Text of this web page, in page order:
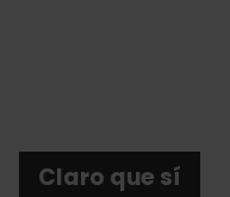
Claro que sí